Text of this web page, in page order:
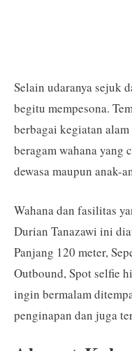
Selain udaranya sejuk
begitu mempesona.
berbagai kegiatan
beragam wahana yang
dewasa maupun anak-
Wahana dan fasilitas
Durian Tanazawi ini
Panjang 120 meter,
Outbound, Spot selfie
ingin bermalam
penginapan dan juga